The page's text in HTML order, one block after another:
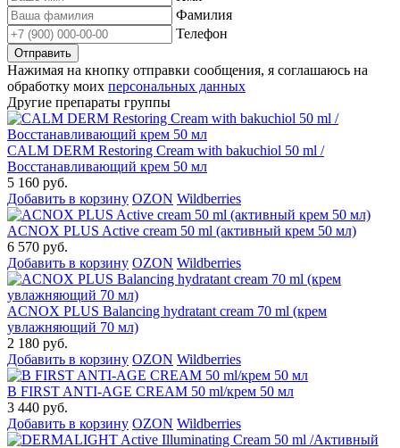
Фамилия
Телефон
Нажимая на кнопку отправки сообщения, я соглашаюсь на
обработку моих персональных данных
Другие препараты группы
CALM DERM Restoring Cream with bakuchiol 50 ml /
Восстанавливающий крем 50 мл
5 160 руб.
Добавить в корзину OZON Wildberries
ACNOX PLUS Active cream 50 ml (активный крем 50 мл)
6 570 руб.
Добавить в корзину OZON Wildberries
ACNOX PLUS Balancing hydratant cream 70 ml (крем
увлажняющий 70 мл)
2 180 руб.
Добавить в корзину OZON Wildberries
B FIRST ANTI-AGE CREAM 50 ml/крем 50 мл
3 440 руб.
Добавить в корзину OZON Wildberries